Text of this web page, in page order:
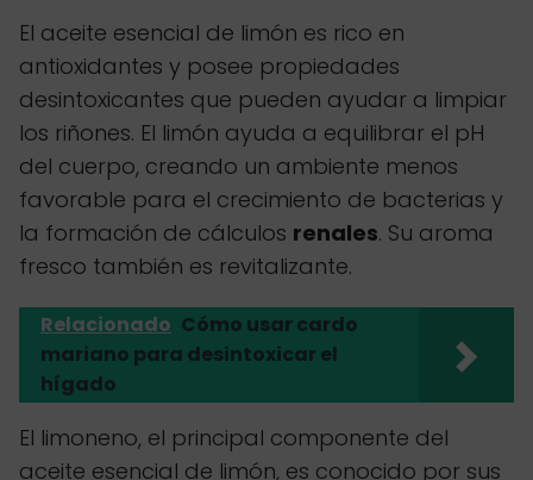
El aceite esencial de limón es rico en
antioxidantes y posee propiedades
desintoxicantes que pueden ayudar a limpiar
los riñones. El limón ayuda a equilibrar el pH
del cuerpo, creando un ambiente menos
favorable para el crecimiento de bacterias y
la formación de cálculos renales. Su aroma
fresco también es revitalizante.
Relacionado Cómo usar cardo
mariano para desintoxicar el
hígado
El limoneno, el principal componente del
aceite esencial de limón, es conocido por sus